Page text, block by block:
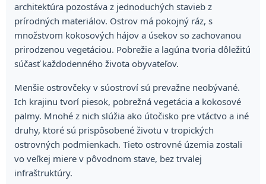
architektúra pozostáva z jednoduchých stavieb z
prírodných materiálov. Ostrov má pokojný ráz, s
množstvom kokosových hájov a úsekov so zachovanou
prirodzenou vegetáciou. Pobrežie a lagúna tvoria dôležitú
súčasť každodenného života obyvateľov.
Menšie ostrovčeky v súostroví sú prevažne neobývané.
Ich krajinu tvorí piesok, pobrežná vegetácia a kokosové
palmy. Mnohé z nich slúžia ako útočisko pre vtáctvo a iné
druhy, ktoré sú prispôsobené životu v tropických
ostrovných podmienkach. Tieto ostrovné územia zostali
vo veľkej miere v pôvodnom stave, bez trvalej
infraštruktúry.